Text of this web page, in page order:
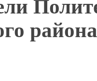
района